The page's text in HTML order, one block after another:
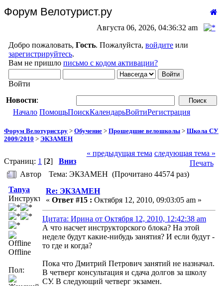
Форум Велотурист.ру
Августа 06, 2026, 04:36:32 am
Добро пожаловать, Гость. Пожалуйста, войдите или
зарегистрируйтесь.
Вам не пришло письмо с кодом активации?
Войти
Новости:
Начало ПомощьПоискКалендарьВойтиРегистрация
Форум Велотурист.ру > Обучение > Прошедшие велошколы > Школа СУ
2009/2010 > ЭКЗАМЕН
Страниц: 1 [2] Вниз
« предыдущая тема следующая тема »
Печать
Автор
Тема: ЭКЗАМЕН (Прочитано 44574 раз)
Tanya
Инструктор
Offline
Пол:
Re: ЭКЗАМЕН
« Ответ #15 : Октября 12, 2010, 09:03:05 am »
Цитата: Ирина от Октября 12, 2010, 12:42:38 am
А что насчет инструкторского блока? На этой
неделе будут какие-нибудь занятия? И если будут -
то где и когда?
Пока что Дмитрий Петрович занятий не назначал.
В четверг консультация и сдача долгов за школу
СУ. В следующий четверг экзамен.